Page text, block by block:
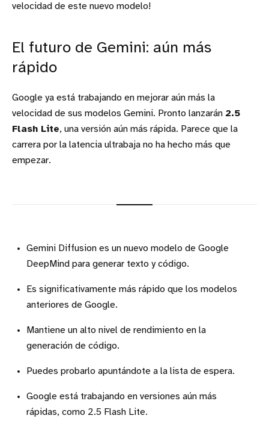
velocidad de este nuevo modelo!
El futuro de Gemini: aún más
rápido
Google ya está trabajando en mejorar aún más la
velocidad de sus modelos Gemini. Pronto lanzarán 2.5
Flash Lite, una versión aún más rápida. Parece que la
carrera por la latencia ultrabaja no ha hecho más que
empezar.
Gemini Diffusion es un nuevo modelo de Google
DeepMind para generar texto y código.
Es significativamente más rápido que los modelos
anteriores de Google.
Mantiene un alto nivel de rendimiento en la
generación de código.
Puedes probarlo apuntándote a la lista de espera.
Google está trabajando en versiones aún más
rápidas, como 2.5 Flash Lite.